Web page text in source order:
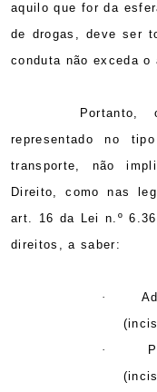
aquilo que for da
de drogas, deve ser
conduta não exceda
Portanto,
representado no
transporte, não
Direito, como nas
art. 16 da Lei n.º
direitos, a saber:
·
·